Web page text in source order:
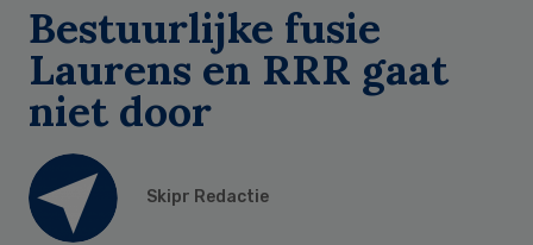
Bestuurlijke fusie
Laurens en RRR gaat
niet door
Skipr Redactie